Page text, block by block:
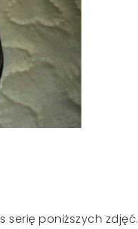
serię poniższych zdjęć.